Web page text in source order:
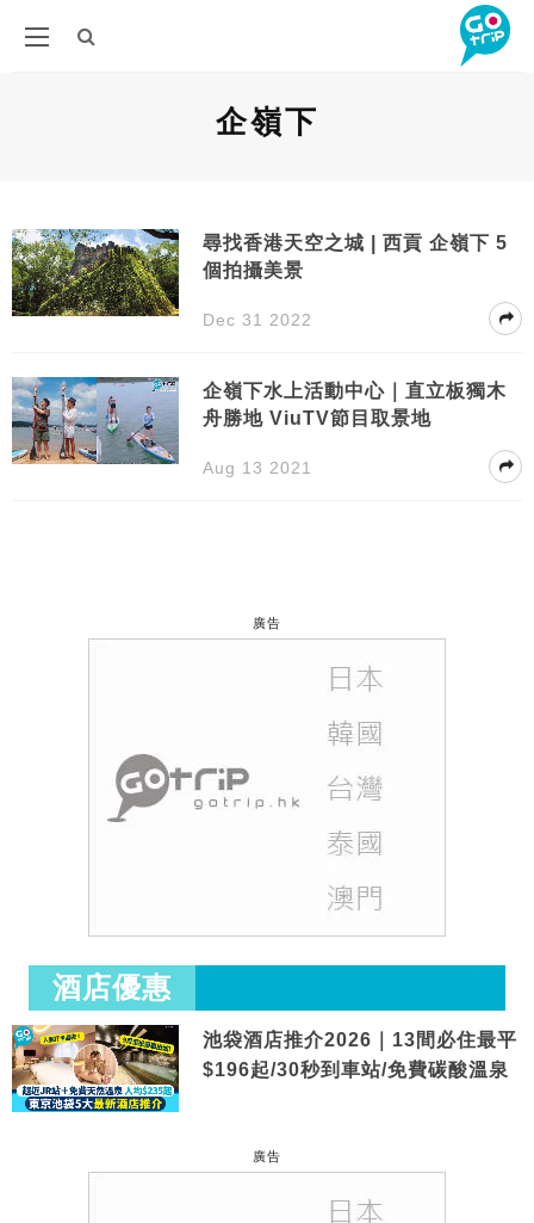
企嶺下
尋找香港天空之城 | 西貢 企嶺下 5
個拍攝美景
Dec 31 2022
企嶺下水上活動中心｜直立板獨木
舟勝地 ViuTV節目取景地
Aug 13 2021
廣告
酒店優惠
池袋酒店推介2026｜13間必住最平
$196起/30秒到車站/免費碳酸溫泉
廣告